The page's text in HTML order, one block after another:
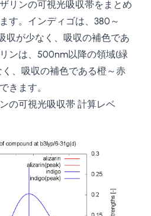
リンの可視光吸収帯をまとめ
す。インディゴは、380～
収が少なく、吸収の補色であ
ンは、500nm以降の領域(緑
、吸収の補色である橙～赤
きます。
の可視光吸収帯 計算レベ